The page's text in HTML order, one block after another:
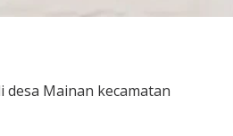
Mainan kecamatan